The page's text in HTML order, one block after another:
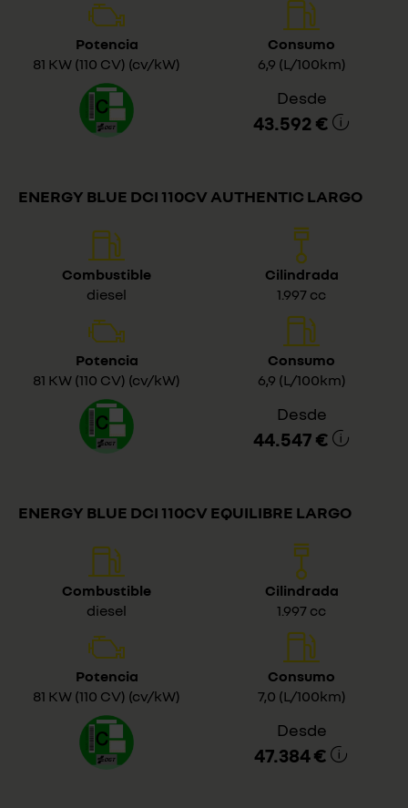
Potencia
81 KW (110 CV) (cv/kW)
Consumo
6,9 (L/100km)
Desde
43.592 €
ENERGY BLUE DCI 110CV AUTHENTIC LARGO
Combustible
diesel
Cilindrada
1.997 cc
Potencia
81 KW (110 CV) (cv/kW)
Consumo
6,9 (L/100km)
Desde
44.547 €
ENERGY BLUE DCI 110CV EQUILIBRE LARGO
Combustible
diesel
Cilindrada
1.997 cc
Potencia
81 KW (110 CV) (cv/kW)
Consumo
7,0 (L/100km)
Desde
47.384 €